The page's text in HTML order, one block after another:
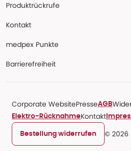
Produktrückrufe
Kontakt
medpex Punkte
Barrierefreiheit
Corporate WebsitePresseAGB
Elektro-RücknahmeKontakt
Bestellung widerrufen © 2026